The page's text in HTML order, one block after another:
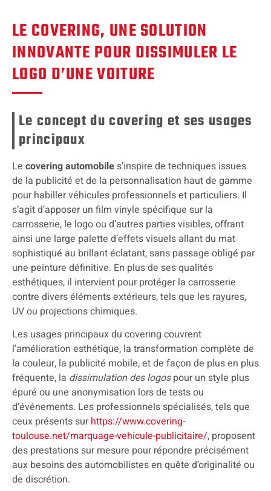
LE COVERING, UNE SOLUTION
INNOVANTE POUR DISSIMULER LE
LOGO D’UNE VOITURE
Le concept du covering et ses usages
principaux
Le covering automobile s’inspire de techniques issues
de la publicité et de la personnalisation haut de gamme
pour habiller véhicules professionnels et particuliers. Il
s’agit d’apposer un film vinyle spécifique sur la
carrosserie, le logo ou d’autres parties visibles, offrant
ainsi une large palette d’effets visuels allant du mat
sophistiqué au brillant éclatant, sans passage obligé par
une peinture définitive. En plus de ses qualités
esthétiques, il intervient pour protéger la carrosserie
contre divers éléments extérieurs, tels que les rayures,
UV ou projections chimiques.
Les usages principaux du covering couvrent
l’amélioration esthétique, la transformation complète de
la couleur, la publicité mobile, et de façon de plus en plus
fréquente, la dissimulation des logospour un style plus
épuré ou une anonymisation lors de tests ou
d’événements. Les professionnels spécialisés, tels que
ceux présents surhttps://www.covering-
toulouse.net/marquage-vehicule-publicitaire/, proposent
des prestations sur mesure pour répondre précisément
aux besoins des automobilistes en quête d’originalité ou
de discrétion.